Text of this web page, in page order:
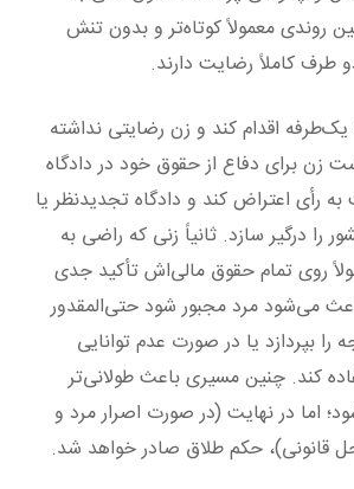
روندی معمولاً کوتاه‌تر و بدون تنش
طرف کاملاً رضایت دارند.
یک‌طرفه اقدام کند و زن رضایتی نداشته
زن برای دفاع از حقوق خود در دادگاه
رأی اعتراض کند و دادگاه تجدیدنظر یا
را درگیر سازد. ثانیاً زنی که راضی به
روی تمام حقوق مالی‌اش تأکید جدی
می‌شود مرد مجبور شود حتی‌المقدور
بپردازد یا در صورت عدم توانایی
کند. چنین مسیری باعث طولانی‌تر
اما در نهایت (در صورت اصرار مرد و
قانونی)، حکم طلاق صادر خواهد شد.